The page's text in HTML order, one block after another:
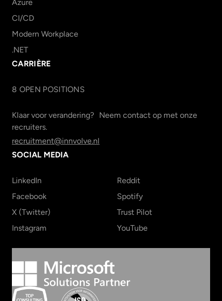
Azure
CI/CD
Modern Workplace
.NET
CARRIÈRE
8 OPEN POSITIONS
Klaar voor verandering? Neem contact op met onze
recruiters.
recruitment@innvolve.nl
SOCIAL MEDIA
LinkedIn
Facebook
X (Twitter)
Instagram
Reddit
Spotify
Trust Pilot
YouTube